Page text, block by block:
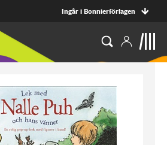
Ingår i Bonnierförlagen